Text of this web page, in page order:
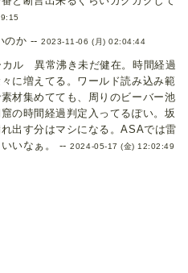
のか --2023-11-06 (月) 02:04:44
ル 異常沸き未だ健在。時間経過
に増えてる。ワールド読み込み範
材集めてても、周りのビーバー池
の時間経過判定入ってるぽい。坂
出す分はマシになる。ASAでは雷
いいなぁ。 --2024-05-17 (金) 12:02:49